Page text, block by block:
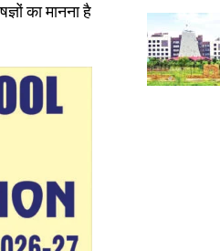
का मानना है